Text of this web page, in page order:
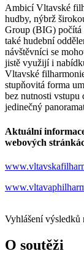
Ambicí Vltavské
hudby, nýbrž
Group (BIG) počítá
také hudební
návštěvníci se
jistě využijí i
Vltavské
stupňovitá forma
bez nutnosti vstupu
jedinečný
Aktuální
webových
Vyhlášení výsledků
O soutěži